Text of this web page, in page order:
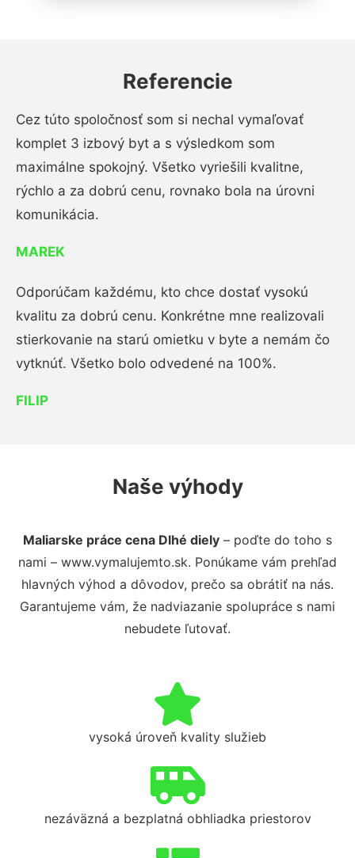
Referencie
Cez túto spoločnosť som si nechal vymaľovať
komplet 3 izbový byt a s výsledkom som
maximálne spokojný. Všetko vyriešili kvalitne,
rýchlo a za dobrú cenu, rovnako bola na úrovni
komunikácia.
MAREK
Odporúčam každému, kto chce dostať vysokú
kvalitu za dobrú cenu. Konkrétne mne realizovali
stierkovanie na starú omietku v byte a nemám čo
vytknúť. Všetko bolo odvedené na 100%.
FILIP
Naše výhody
Maliarske práce cena Dlhé diely – poďte do toho s
nami – www.vymalujemto.sk. Ponúkame vám prehľad
hlavných výhod a dôvodov, prečo sa obrátiť na nás.
Garantujeme vám, že nadviazanie spolupráce s nami
nebudete ľutovať.
vysoká úroveň kvality služieb
nezáväzná a bezplatná obhliadka priestorov